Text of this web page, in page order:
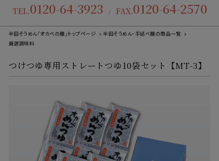
TEL.0120-64-3923 / FAX.0120-64-2570
半田そうめん「オカベの麺」トップページ
半田そうめん・手延べ麺の商品一覧
厳選調味料
つけつゆ専用ストレートつゆ10袋セット【MT-3】